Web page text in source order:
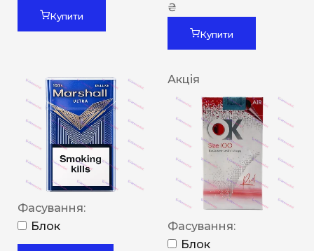
Купити
₴
Купити
Фасування:
Блок
Акція
Фасування:
Блок